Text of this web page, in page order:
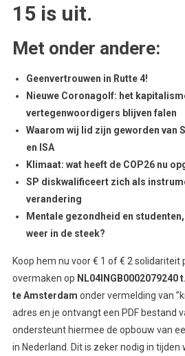
15 is uit.
Met onder andere:
Geenvertrouwen in Rutte 4!
Nieuwe Coronagolf: het
vertegenwoordigers blijven falen
Waarom wij lid zijn geworden van
en ISA
Klimaat: wat heeft de COP26 nu
SP diskwalificeert zich als
verandering
Mentale gezondheid en
weer in de steek?
Koop hem nu voor € 1 of € 2 solidariteit
overmaken op
te Amsterdam onder vermelding van
adres en je ontvangt een PDF bestand
ondersteunt hiermee de opbouw van
in Nederland. Dit is zeker nodig in